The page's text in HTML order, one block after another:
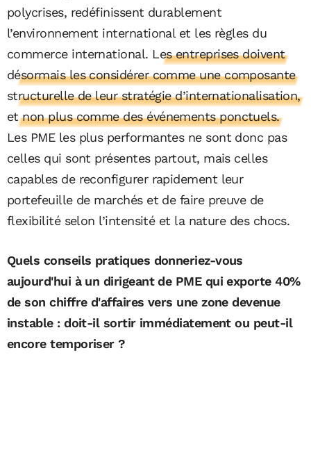
polycrises, redéfinissent durablement
l’environnement international et les règles du
commerce international. Les entreprises doivent
désormais les considérer comme une composante
structurelle de leur stratégie d’internationalisation,
et non plus comme des événements ponctuels.
Les PME les plus performantes ne sont donc pas
celles qui sont présentes partout, mais celles
capables de reconfigurer rapidement leur
portefeuille de marchés et de faire preuve de
flexibilité selon l’intensité et la nature des chocs.
Quels conseils pratiques donneriez-vous
aujourd'hui à un dirigeant de PME qui exporte 40%
de son chiffre d'affaires vers une zone devenue
instable : doit-il sortir immédiatement ou peut-il
encore temporiser ?